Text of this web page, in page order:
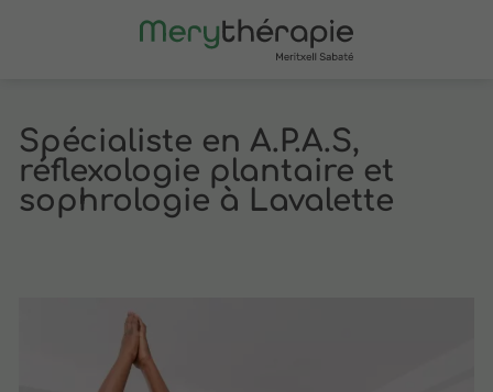
Spécialiste en A.P.A.S,
réflexologie plantaire et
sophrologie à Lavalette